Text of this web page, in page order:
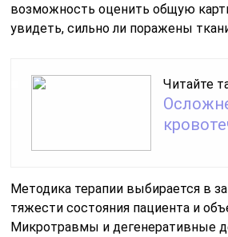
возможность оценить общую
увидеть, сильно ли поражены
Читайте
Методика терапии выбирается в
тяжести состояния пациента и
Микротравмы и дегенеративные